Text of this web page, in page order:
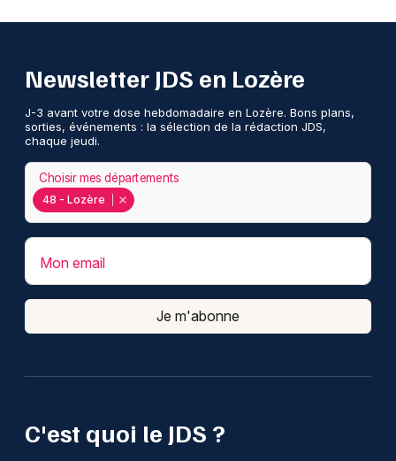
C'est quoi le JDS ?
Newsletter JDS en Lozère
J-3 avant votre dose hebdomadaire en Lozère. Bons plans,
sorties, événements : la sélection de la rédaction JDS,
chaque jeudi.
48 - Lozère
Choisir mes départements
Mon email
Je m'abonne